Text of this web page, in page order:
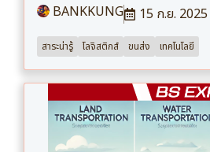
BANKKUNG
15 ก.ย. 2025
สาระน่ารู้ โลจิสติกส์ ขนส่ง เทคโนโลยี